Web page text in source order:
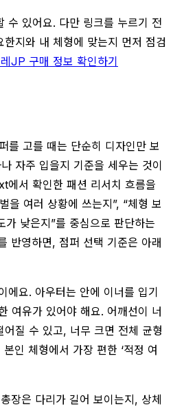
수 있어요. 다만 링크를 누르기 전
지와 내 체형에 맞는지 먼저 점검
JP 구매 정보 확인하기
를 고를 때는 단순히 디자인만 보
자주 입을지 기준을 세우는 것이
서 확인한 패션 리서치 흐름을
을 여러 상황에 쓰는지”, “체형 보
가 낮은지”를 중심으로 판단하는
반영하면, 점퍼 선택 기준은 아래
에요. 아우터는 안에 이너를 입기
여유가 있어야 해요. 어깨선이 너
어질 수 있고, 너무 크면 전체 균형
인 체형에서 가장 편한 ‘적정 여
장은 다리가 길어 보이는지, 상체